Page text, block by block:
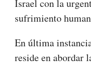
Israel con la
sufrimiento
En última
reside en abordar